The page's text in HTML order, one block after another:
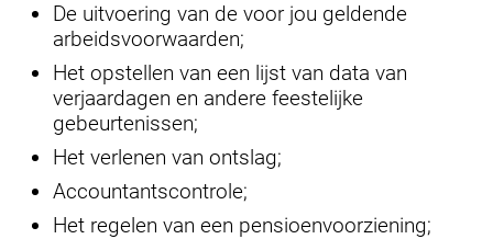
De uitvoering van de voor jou geldende
arbeidsvoorwaarden;
Het opstellen van een lijst van data van
verjaardagen en andere feestelijke
gebeurtenissen;
Het verlenen van ontslag;
Accountantscontrole;
Het regelen van een pensioenvoorziening;